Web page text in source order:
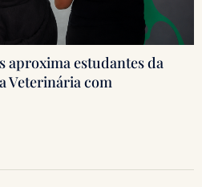
aproxima estudantes da
Veterinária com